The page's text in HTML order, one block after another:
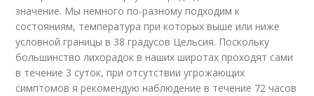
значение. Мы немного по-разному подходим к
состояниям, температура при которых выше или ниже
условной границы в 38 градусов Цельсия. Поскольку
большинство лихорадок в наших широтах проходят сами
в течение 3 суток, при отсутствии угрожающих
симптомов я рекомендую наблюдение в течение 72 часов